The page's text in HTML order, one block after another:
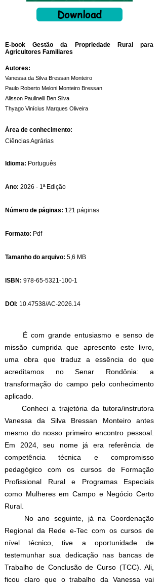
Download
É com grande entusiasmo e senso de
missão cumprida que apresento este livro,
uma obra que traduz a essência do que
acreditamos no Senar Rondônia: a
transformação do campo pelo conhecimento
aplicado.
​Conheci a trajetória da tutora/instrutora
Vanessa da Silva Bressan Monteiro antes
mesmo do nosso primeiro encontro pessoal.
Em 2024, seu nome já era referência de
competência técnica e compromisso
pedagógico com os cursos de Formação
Profissional Rural e Programas Especiais
como Mulheres em Campo e Negócio Certo
Rural.
No ano seguinte, já na Coordenação
Regional da Rede e-Tec com os cursos de
nível técnico, tive a oportunidade de
testemunhar sua dedicação nas bancas de
Trabalho de Conclusão de Curso (TCC). Ali,
ficou claro que o trabalho da Vanessa vai
E-book Gestão da Propriedade Rural para
Agricultores Familiares
Autores:
Vanessa da Silva Bressan Monteiro
Paulo Roberto Meloni Monteiro Bressan
Alisson Paulinelli Ben Silva
Thyago Vinícius Marques Oliveira
Área de conhecimento:
Ciências Agrárias
Idioma: Português
Ano: 2026 - 1ª Edição
Número de páginas: 121 páginas
Formato: Pdf
Tamanho do arquivo: 5,6 MB
ISBN: 978-65-5321-100-1
DOI: 10.47538/AC-2026.14